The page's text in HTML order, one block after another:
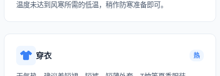
温度未达到风寒所需的低温，稍作防寒准备即可。
穿衣 热